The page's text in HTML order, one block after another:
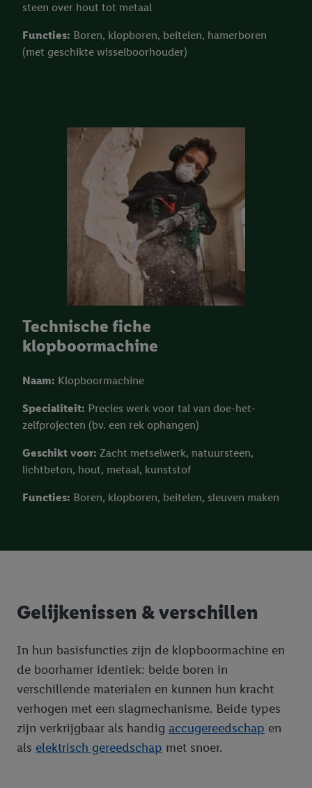
steen over hout tot metaal
Functies: Boren, klopboren, beitelen, hamerboren
(met geschikte wisselboorhouder)
Technische fiche
klopboormachine
Naam: Klopboormachine
Specialiteit: Precies werk voor tal van doe-het-
zelfprojecten (bv. een rek ophangen)
Geschikt voor: Zacht metselwerk, natuursteen,
lichtbeton, hout, metaal, kunststof
Functies: Boren, klopboren, beitelen, sleuven maken
Gelijkenissen & verschillen
In hun basisfuncties zijn de klopboormachine en
de boorhamer identiek: beide boren in
verschillende materialen en kunnen hun kracht
verhogen met een slagmechanisme. Beide types
zijn verkrijgbaar als handig accugereedschap en
als elektrisch gereedschap met snoer.